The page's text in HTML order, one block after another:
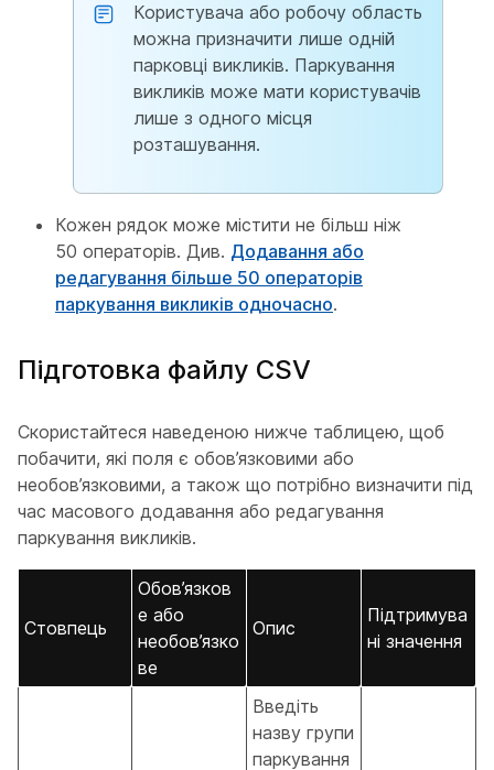
Користувача або робочу область
можна призначити лише одній
парковці викликів. Паркування
викликів може мати користувачів
лише з одного місця
розташування.
Кожен рядок може містити не більш ніж
50 операторів. Див. Додавання або
редагування більше 50 операторів
паркування викликів одночасно.
Підготовка файлу CSV
Скористайтеся наведеною нижче таблицею, щоб
побачити, які поля є обов’язковими або
необов’язковими, а також що потрібно визначити під
час масового додавання або редагування
паркування викликів.
Стовпець
Обов’язков
е або
необов’язко
ве
Опис
Підтримува
ні значення
Введіть
назву групи
паркування